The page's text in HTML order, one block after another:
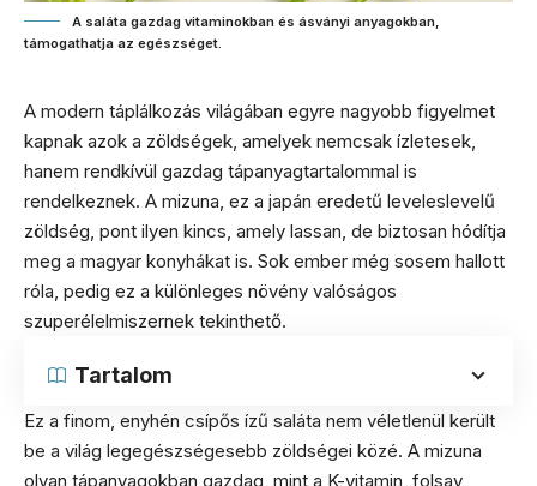
A saláta gazdag vitaminokban és ásványi anyagokban,
támogathatja az egészséget.
A modern táplálkozás világában egyre nagyobb figyelmet
kapnak azok a zöldségek, amelyek nemcsak ízletesek,
hanem rendkívül gazdag tápanyagtartalommal is
rendelkeznek. A mizuna, ez a japán eredetű leveleslevelű
zöldség, pont ilyen kincs, amely lassan, de biztosan hódítja
meg a magyar konyhákat is. Sok ember még sosem hallott
róla, pedig ez a különleges növény valóságos
szuperélelmiszernek tekinthető.
Tartalom
Ez a finom, enyhén csípős ízű saláta nem véletlenül került
be a világ legegészségesebb zöldségei közé. A mizuna
olyan tápanyagokban gazdag, mint a K-vitamin, folsav,